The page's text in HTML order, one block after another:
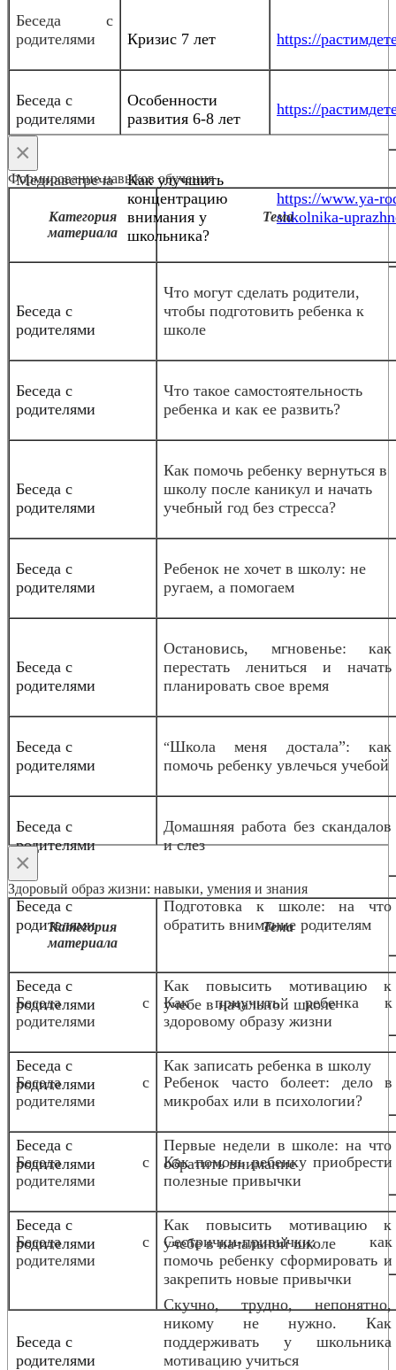
Беседа с
родителями
Кризис 7 лет https://
Беседа с
родителями
Особенности
развития 6-8 лет
https://
Медиавстреча
Как улучшить
концентрацию
внимания у
школьника?
https://www.ya-
shkolnika-
×
Формирование навыков обучения
Категория
материала
Тема
Беседа с
родителями
Что могут сделать родители,
чтобы подготовить ребенка к
школе
Беседа с
родителями
Что такое самостоятельность
ребенка и как ее развить?
Беседа с
родителями
Как помочь ребенку вернуться в
школу после каникул и начать
учебный год без стресса?
Беседа с
родителями
Ребенок не хочет в школу: не
ругаем, а помогаем
Беседа с
родителями
Остановись, мгновенье: как
перестать лениться и начать
планировать свое время
Беседа с
родителями
“Школа меня достала”: как
помочь ребенку увлечься учебой
Беседа с
родителями
Домашняя работа без скандалов
и слез
Беседа с
родителями
Подготовка к школе: на что
обратить внимание родителям
Беседа с
родителями
Как повысить мотивацию к
учебе в начальной школе
Беседа с
родителями
Как записать ребенка в школу
Беседа с
родителями
Первые недели в школе: на что
обратить внимание
Беседа с
родителями
Как повысить мотивацию к
учебе в начальной школе
Беседа с
родителями
Скучно, трудно, непонятно,
никому не нужно. Как
поддерживать у школьника
мотивацию учиться
×
Здоровый образ жизни: навыки, умения и знания
Категория
материала
Тема
Беседа с
родителями
Как приучить ребенка к
здоровому образу жизни
Беседа с
родителями
Ребенок часто болеет: дело в
микробах или в психологии?
Беседа с
родителями
Как помочь ребенку приобрести
полезные привычки
Беседа с
родителями
Сестрички-привычки: как
помочь ребенку сформировать и
закрепить новые привычки